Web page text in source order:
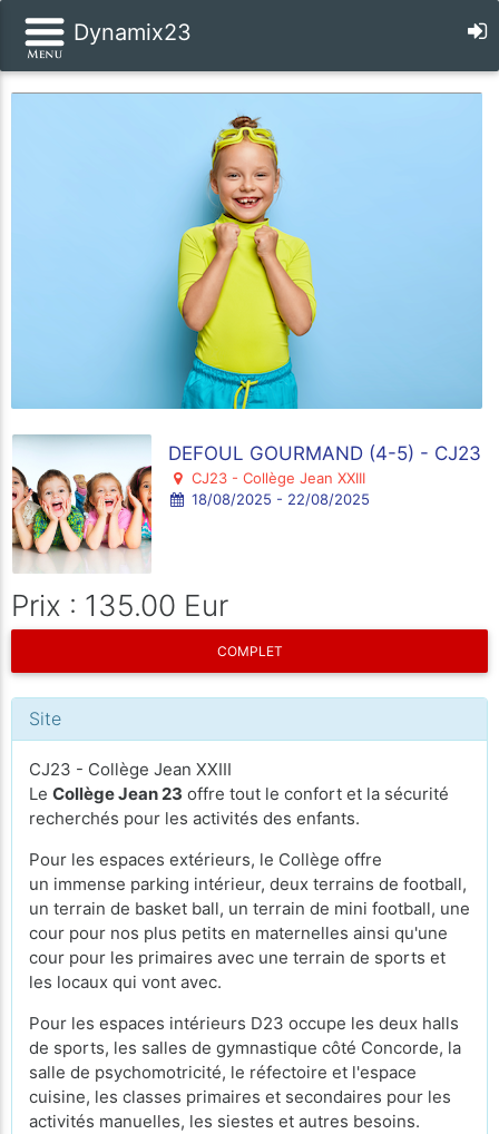
Dynamix23
DEFOUL GOURMAND (4-5) - CJ23
CJ23 - Collège Jean XXIII
18/08/2025 - 22/08/2025
Prix : 135.00 Eur
COMPLET
Site
CJ23 - Collège Jean XXIII
Le Collège Jean 23 offre tout le confort et la sécurité
recherchés pour les activités des enfants.
Pour les espaces extérieurs, le Collège offre
un immense parking intérieur, deux terrains de football,
un terrain de basket ball, un terrain de mini football, une
cour pour nos plus petits en maternelles ainsi qu'une
cour pour les primaires avec une terrain de sports et
les locaux qui vont avec.
Pour les espaces intérieurs D23 occupe les deux halls
de sports, les salles de gymnastique côté Concorde, la
salle de psychomotricité, le réfectoire et l'espace
cuisine, les classes primaires et secondaires pour les
activités manuelles, les siestes et autres besoins.